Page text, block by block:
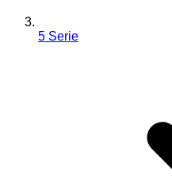
5 Serie